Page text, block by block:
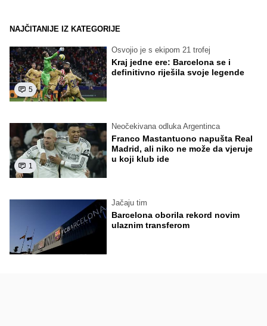
NAJČITANIJE IZ KATEGORIJE
5
Osvojio je s ekipom 21 trofej
Kraj jedne ere: Barcelona se i
definitivno riješila svoje legende
1
Neočekivana odluka Argentinca
Franco Mastantuono napušta Real
Madrid, ali niko ne može da vjeruje
u koji klub ide
Jačaju tim
Barcelona oborila rekord novim
ulaznim transferom